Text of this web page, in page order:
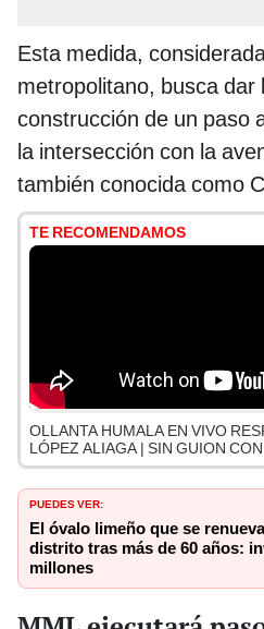
Esta medida,
metropolitano, busca dar
construcción de un paso
la intersección con la
también conocida como
TE RECOMENDAMOS
OLLANTA HUMALA EN VIVO
LÓPEZ ALIAGA | SIN GUION
PUEDES VER:
El óvalo limeño que se
distrito tras más de 60 años:
millones